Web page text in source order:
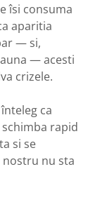
îsi consuma
aparitia
— si,
— acesti
crizele.
ca
rapid
si se
nu sta